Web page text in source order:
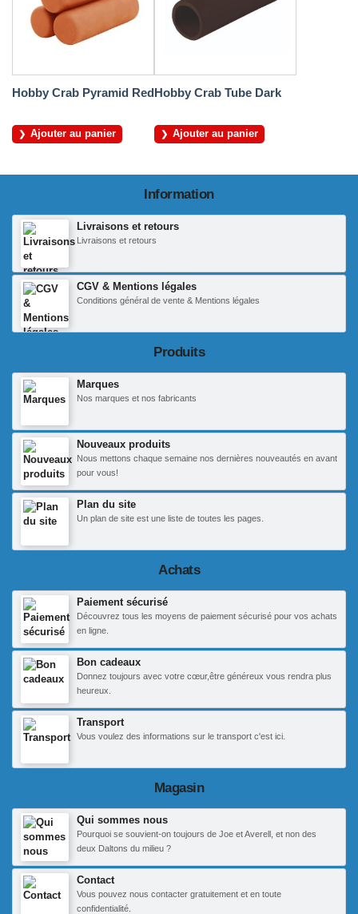
Hobby Crab Pyramid Red
Ajouter au panier
Hobby Crab Tube Dark
Ajouter au panier
Information
Livraisons et retours
Livraisons et retours
CGV & Mentions légales
Conditions général de vente & Mentions légales
Produits
Marques
Nos marques et nos fabricants
Nouveaux produits
Nous mettons chaque semaine nos dernières nouveautés en avant
pour vous!
Plan du site
Un plan de site est une liste de toutes les pages.
Achats
Paiement sécurisé
Découvrez tous les moyens de paiement sécurisé pour vos achats
en ligne.
Bon cadeaux
Donnez toujours avec votre cœur,être généreux vous rendra plus
heureux.
Transport
Vous voulez des informations sur le transport c'est ici.
Magasin
Qui sommes nous
Pourquoi se souvient-on toujours de Joe et Averell, et non des
deux Daltons du milieu ?
Contact
Vous pouvez nous contacter gratuitement et en toute
confidentialité.